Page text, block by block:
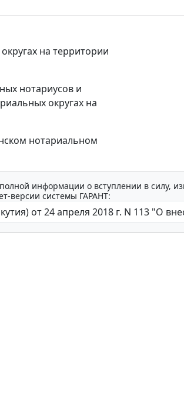
на территории
нотариусов и
округах на
нотариальном
информации о вступлении в силу,
версии системы ГАРАНТ: